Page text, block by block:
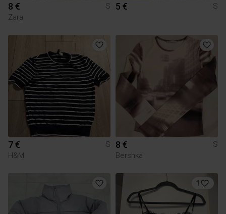
8 €
S
Zara
5 € S
7 €
S
H&M
8 €
S
Bershka
1